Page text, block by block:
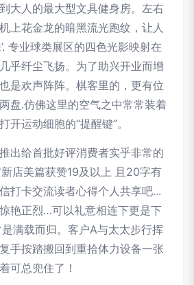
大人的最大型文具健身房。左右
上花金龙的暗黑流光跑纹，让人
专业球类展区的四色光影映射在
乎纤尘飞扬。为了助兴开业而增
是欢声阵阵。棋客里的，更有位
盘.仿佛这里的空气之中常常装着
开运动细胞的“提醒键”。
出给首批好评消费者实乎非常的
新店美篇获赞19及以上 且20字有
打卡交流读者心得个人共享吧...
艳正烈…可以礼意相连下更是下
满载而归。客户A与太太步行挥
手按踏搬回到重拾体力设备一张
可总兜住了！